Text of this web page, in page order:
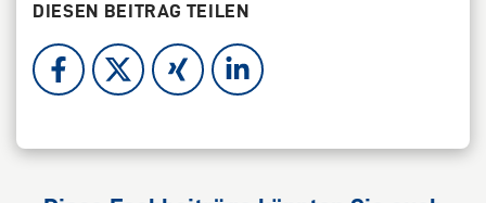
DIESEN BEITRAG TEILEN